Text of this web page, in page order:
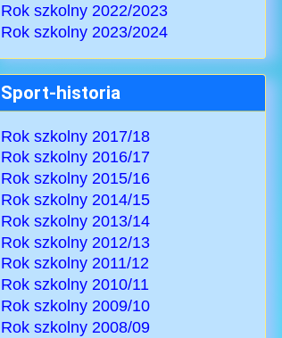
Rok szkolny 2022/2023
Rok szkolny 2023/2024
Sport-historia
Rok szkolny 2017/18
Rok szkolny 2016/17
Rok szkolny 2015/16
Rok szkolny 2014/15
Rok szkolny 2013/14
Rok szkolny 2012/13
Rok szkolny 2011/12
Rok szkolny 2010/11
Rok szkolny 2009/10
Rok szkolny 2008/09